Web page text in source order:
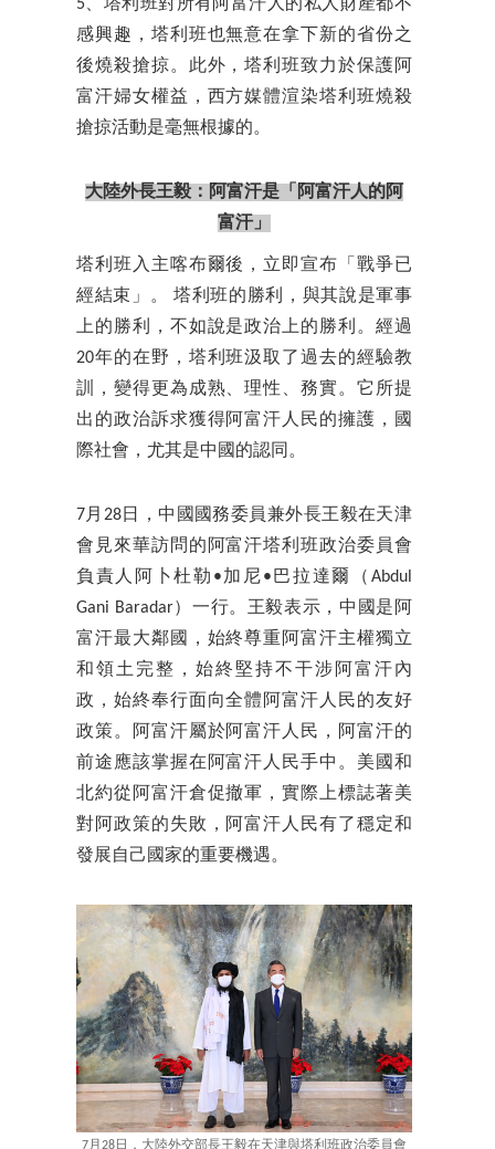
5、塔利班對所有阿富汗人的私人財產都不
感興趣，塔利班也無意在拿下新的省份之
後燒殺搶掠。此外，塔利班致力於保護阿
富汗婦女權益，西方媒體渲染塔利班燒殺
搶掠活動是毫無根據的。
大陸外長王毅：阿富汗是「阿富汗人的阿
富汗」
塔利班入主喀布爾後，立即宣布「戰爭已
經結束」。 塔利班的勝利，與其說是軍事
上的勝利，不如說是政治上的勝利。經過
20年的在野，塔利班汲取了過去的經驗教
訓，變得更為成熟、理性、務實。它所提
出的政治訴求獲得阿富汗人民的擁護，國
際社會，尤其是中國的認同。
7月28日，中國國務委員兼外長王毅在天津
會見來華訪問的阿富汗塔利班政治委員會
負責人阿卜杜勒•加尼•巴拉達爾（Abdul
Gani Baradar）一行。王毅表示，中國是阿
富汗最大鄰國，始終尊重阿富汗主權獨立
和領土完整，始終堅持不干涉阿富汗內
政，始終奉行面向全體阿富汗人民的友好
政策。阿富汗屬於阿富汗人民，阿富汗的
前途應該掌握在阿富汗人民手中。美國和
北約從阿富汗倉促撤軍，實際上標誌著美
對阿政策的失敗，阿富汗人民有了穩定和
發展自己國家的重要機遇。
7月28日，大陸外交部長王毅在天津與塔利班政治委員會